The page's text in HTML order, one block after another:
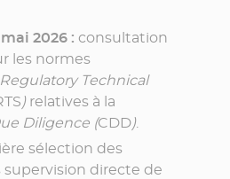
2026 : consultation
les normes
Regulatory Technical
)relatives à la
Diligence (CDD).
sélection des
directe de